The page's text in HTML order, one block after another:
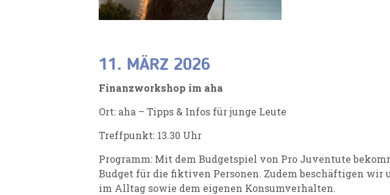
11. MÄRZ 2026
Finanzworkshop im aha
Ort: aha – Tipps & Infos für junge Leute
Treffpunkt: 13.30 Uhr
Programm: Mit dem Budgetspiel von Pro Juventute
Budget für die fiktiven Personen. Zudem beschäftigen
im Alltag sowie dem eigenen Konsumverhalten.